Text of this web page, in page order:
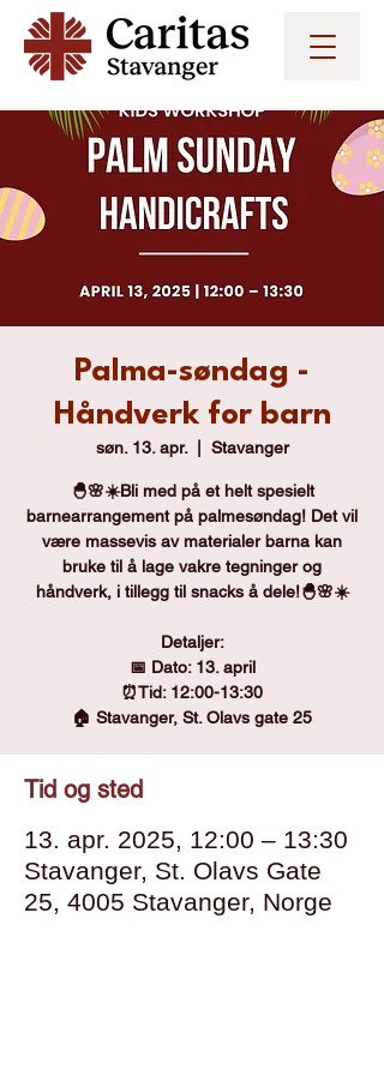
Palma-søndag -
Håndverk for barn
søn. 13. apr.
  |
Stavanger
🐣🌸☀️Bli med på et helt spesielt
barnearrangement på palmesøndag! Det vil
være massevis av materialer barna kan
bruke til å lage vakre tegninger og
håndverk, i tillegg til snacks å dele!🐣🌸☀️
Detaljer:
📅 Dato: 13. april
⏰Tid: 12:00-13:30
🏠 Stavanger, St. Olavs gate 25
Tid og sted
13. apr. 2025, 12:00 – 13:30
Stavanger, St. Olavs Gate
25, 4005 Stavanger, Norge